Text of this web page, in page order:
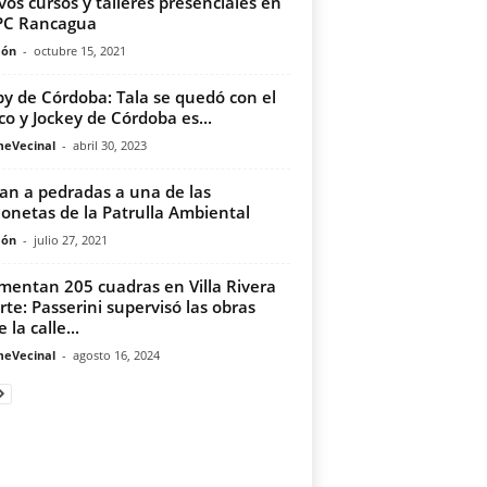
Rancagua
- octubre 15, 2021
de Córdoba: Tala se quedó con el
y Jockey de Córdoba es...
- abril 30, 2023
a pedradas a una de las
de la Patrulla Ambiental
- julio 27, 2021
205 cuadras en Villa Rivera
Passerini supervisó las obras
la calle...
- agosto 16, 2024